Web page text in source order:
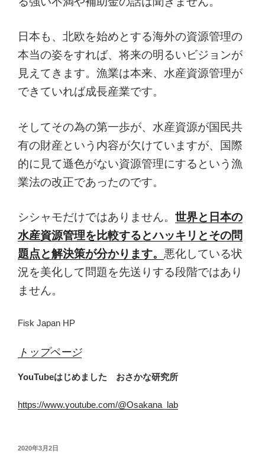
日本も、北欧を始めとする海外の資源管理の
本当の姿をすれば、将来の明るいビジョンが
見えてきます。漁業は本来、水産資源管理が
できていれば成長産業です。
そしてその為の第一歩が、水産資源が国民共
有の財産という内容が欠けていますが、国際
的に見て遜色がない資源管理にするという漁
業法の改正であったのです。
シシャモだけではありません。 世界と日本の
水産資源管理を比較するとハッキリとその問
題点と解決策が分かります。 悪化している状
況を美化して問題を先送りする段階ではあり
ません。
Fisk Japan HP
トップページ
YouTubeはじめました おさかな研究所
https://www.youtube.com/@Osakana_lab
投
2020年3月2日